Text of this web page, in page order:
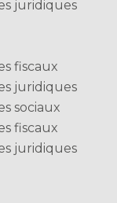
juridiques
fiscaux
juridiques
sociaux
fiscaux
juridiques